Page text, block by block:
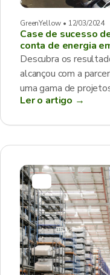
GreenYellow • 12/03/2024
Case de sucesso
conta de energia
Descubra os
alcançou com a
uma gama de
Ler o artigo →